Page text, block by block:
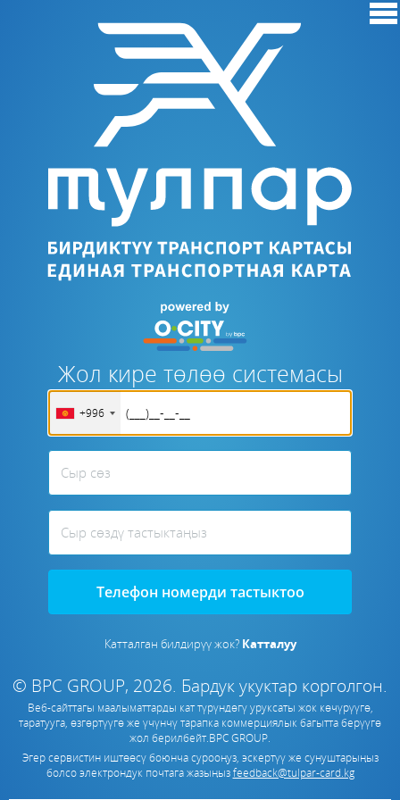
Жол кире төлөө системасы
+996
Сыр сөз
Сыр сөздү тастыктаңыз
Телефон номерди тастыктоо
Катталган билдирүү жок? Катталуу
© BPC GROUP, 2026. Бардук укуктар корголгон.
Веб-сайттагы маалыматтарды кат түрүндөгү уруксаты жок көчүрүүгө,
таратууга, өзгөртүүгө же үчүнчү тарапка коммерциялык багытта берүүгө
жол берилбейт.BPC GROUP.
Эгер сервистин иштөөсү боюнча сурооңуз, эскертүү же сунуштарыңыз
болсо электрондук почтага жазыңыз feedback@tulpar-card.kg